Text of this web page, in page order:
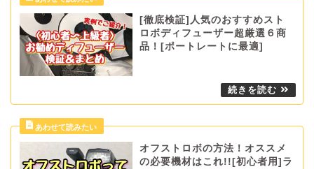
[徹底検証]人気のおすすめスト
ロボディフューザー超厳選６商
品！[ポートレートに最適]
オフストロボの方法！オススメ
の必要機材はこれ!![初心者用]ラ